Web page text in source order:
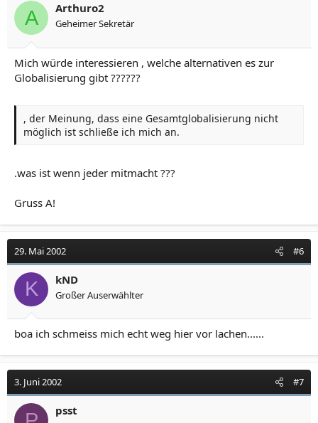
A Arthuro2
Geheimer Sekretär
Mich würde interessieren , welche alternativen es zur
Globalisierung gibt ??????
, der Meinung, dass eine Gesamtglobalisierung nicht
möglich ist schließe ich mich an.
.was ist wenn jeder mitmacht ???
Gruss A!
29. Mai 2002 #6
K kND
Großer Auserwählter
boa ich schmeiss mich echt weg hier vor lachen......
3. Juni 2002 #7
psst